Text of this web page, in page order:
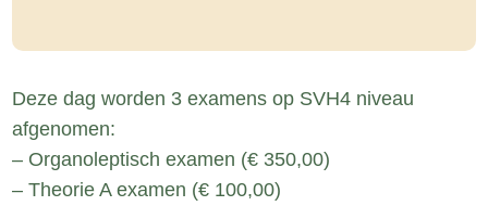
Deze dag worden 3 examens op SVH4 niveau
afgenomen:
– Organoleptisch examen (€ 350,00)
– Theorie A examen (€ 100,00)